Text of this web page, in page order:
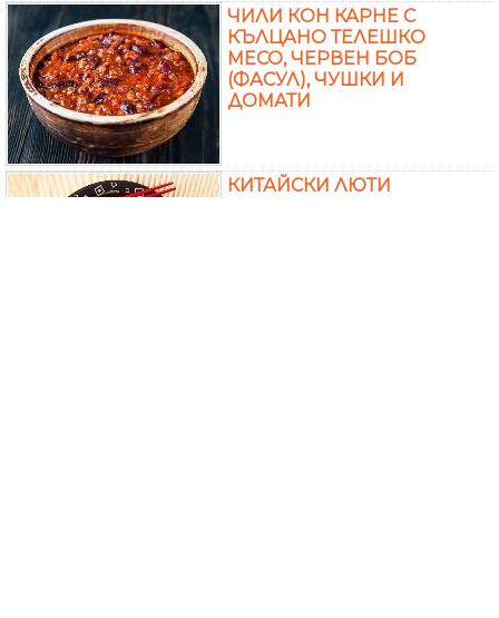
ЧИЛИ КОН КАРНЕ С
КЪЛЦАНО ТЕЛЕШКО
МЕСО, ЧЕРВЕН БОБ
(ФАСУЛ), ЧУШКИ И
ДОМАТИ
КИТАЙСКИ ЛЮТИ